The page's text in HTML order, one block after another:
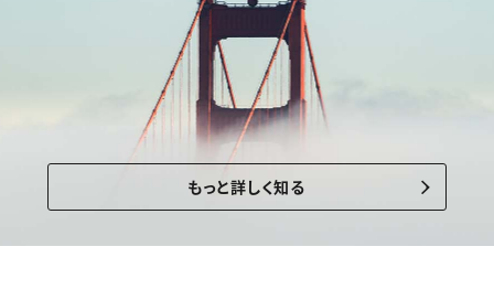
もっと詳しく知る